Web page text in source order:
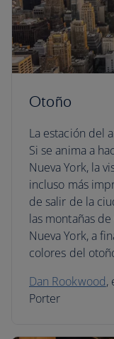
Otoño
La estación del
Si se anima a
Nueva York, la
incluso más
de salir de la
las montañas
Nueva York, a
colores del
Dan Rookwood,
Porter